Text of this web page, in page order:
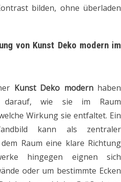
bilden, ohne überladen
von Kunst Deko modern im
Kunst Deko modernhaben
darauf, wie sie im Raum
Wirkung sie entfaltet. Ein
kann als zentraler
Raum eine klare Richtung
hingegen eignen sich
oder um bestimmte Ecken